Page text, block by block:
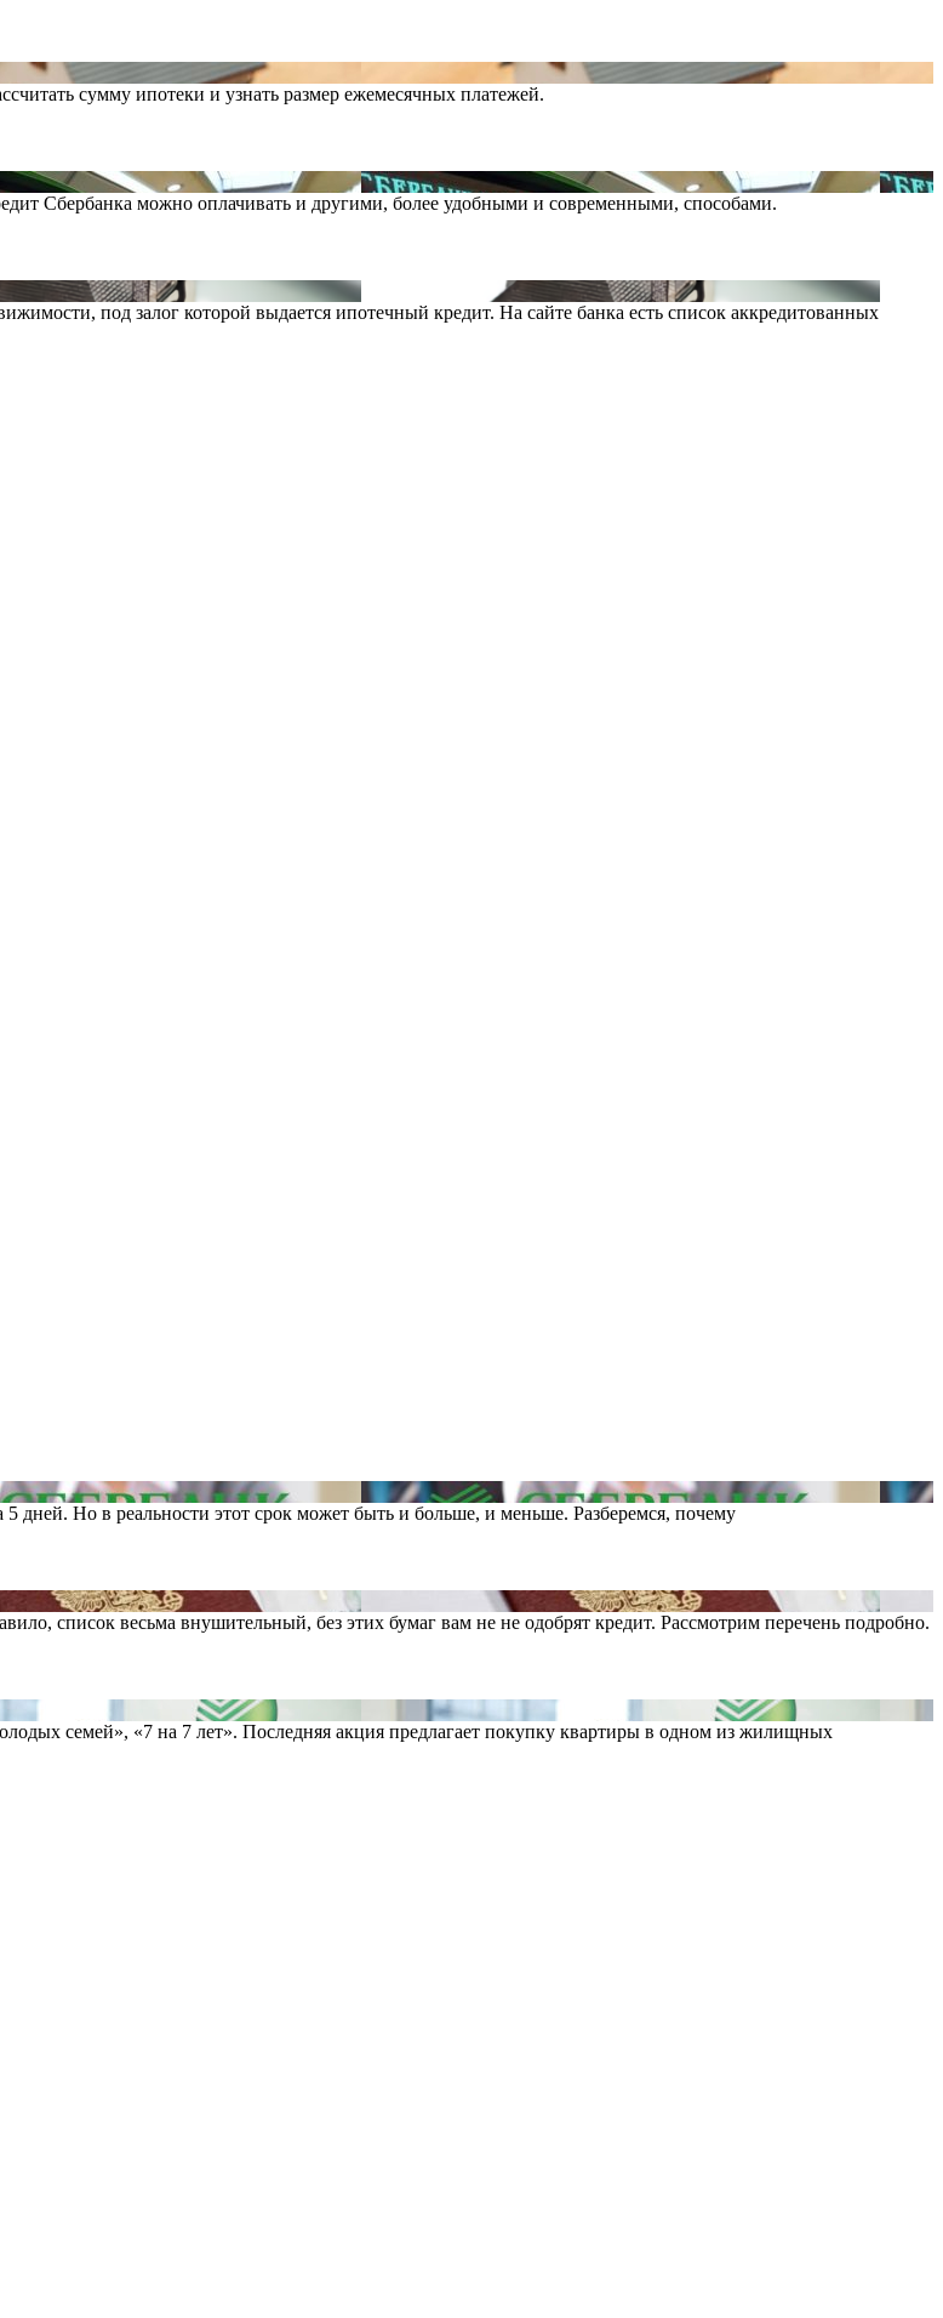
сумму ипотеки и узнать размер ежемесячных платежей.
Сбербанка можно оплачивать и другими, более удобными и современными, способами.
под залог которой выдается ипотечный кредит. На сайте банка есть список аккредитованных
дней. Но в реальности этот срок может быть и больше, и меньше. Разберемся, почему
список весьма внушительный, без этих бумаг вам не не одобрят кредит. Рассмотрим перечень подробно.
семей», «7 на 7 лет». Последняя акция предлагает покупку квартиры в одном из жилищных